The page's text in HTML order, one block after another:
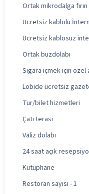
Ortak mikrodalga fırın
Ücretsiz kablolu
Ücretsiz kablosuz
Ortak buzdolabı
Sigara içmek için özel
Lobide ücretsiz
Tur/bilet hizmetleri
Çatı terası
Valiz dolabı
24 saat açık
Kütüphane
Restoran sayısı - 1